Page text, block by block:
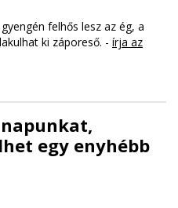
felhős lesz az ég, a
ki záporeső. - írja az
egy enyhébb